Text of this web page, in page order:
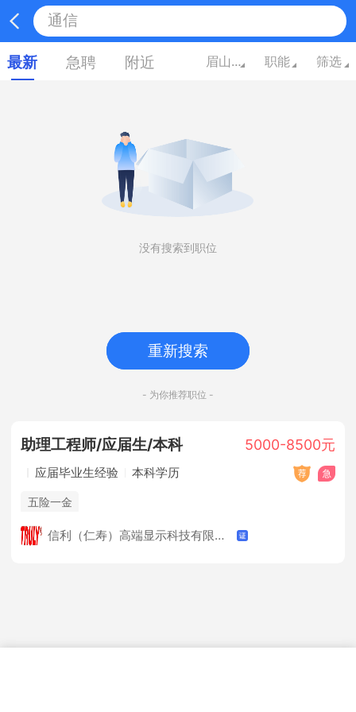
最新 急聘 附近 眉山四川 职能 筛选
没有搜索到职位
重新搜索
- 为你推荐职位 -
助理工程师/应届生/本科 5000-8500元
应届毕业生经验 本科学历
五险一金
信利（仁寿）高端显示科技有限公司